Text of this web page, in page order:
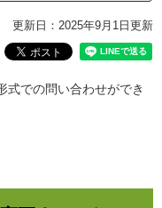
更新日：2025年9月1日更新
式での問い合わせができ